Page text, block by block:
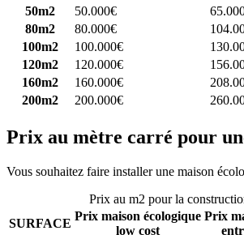
50m2
50.000€
80m2
80.000€
100m2
100.000€
120m2
120.000€
160m2
160.000€
200m2
200.000€
Prix au mètre carré pour
Vous souhaitez faire installer une maison
Prix au m2 pour la
SURFACE
Prix maison écologique
low cost
Prix